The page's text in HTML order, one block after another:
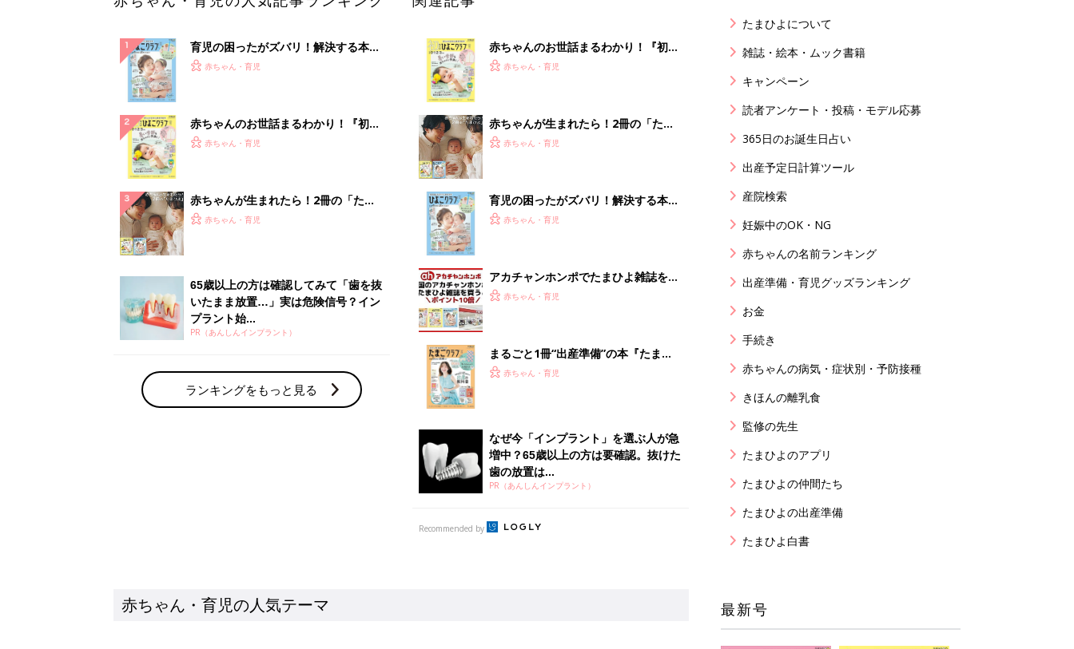
いたまま放置…」実は危険信号？イン
プラント始...
PR（あんしんインプラント）
ランキングをもっと見る
夫婦で予習する 出産の教科書
増中？65歳以上の方は要確認。抜けた
歯の放置は...
PR（あんしんインプラント）
赤ちゃん・育児の人気テーマ
育児日記・マンガ
離乳食はいつから？進め方は？「たまひよ きほんの離
授乳の悩みや初めての離乳食作りに役立つ
子育てとお金
妊娠・出産・育児にかかる費用やもらえる補助
金・助成金を解説
たまひよについて
雑誌・絵本・ムック書籍
キャンペーン
読者アンケート・投稿・モデル応募
365日のお誕生日占い
出産予定日計算ツール
産院検索
妊娠中のOK・NG
赤ちゃんの名前ランキング
出産準備・育児グッズランキング
お金
手続き
赤ちゃんの病気・症状別・予防接種
きほんの離乳食
監修の先生
たまひよのアプリ
たまひよの仲間たち
たまひよの出産準備
たまひよ白書
最新号